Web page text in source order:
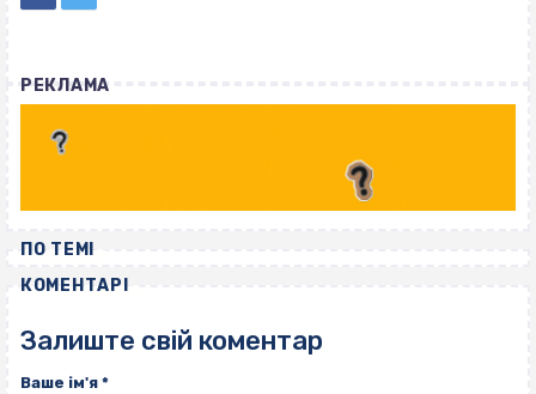
РЕКЛАМА
ПО ТЕМІ
КОМЕНТАРІ
Залиште свій коментар
Ваше ім'я *